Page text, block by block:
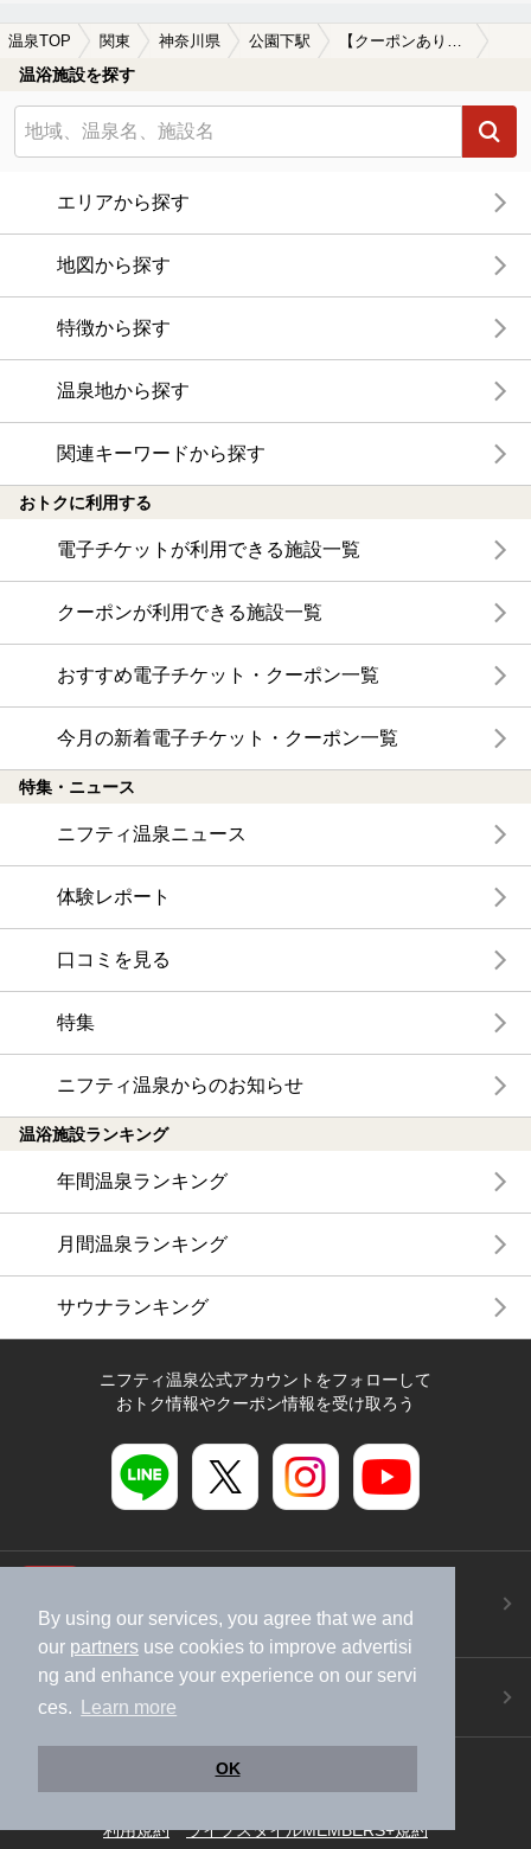
By using our services, you agree that we and
our partners use cookies to improve advertisi
ng and enhance your experience on our servi
ces.
Learn more
OK
温泉TOP 関東 神奈川県 公園下駅 【クーポンあり】硫酸塩泉が楽しめる公園下駅近くの温泉、日帰り温泉、スーパー銭湯おすすめ
温浴施設を探す
エリアから探す
地図から探す
特徴から探す
温泉地から探す
関連キーワードから探す
おトクに利用する
電子チケットが利用できる施設一覧
クーポンが利用できる施設一覧
おすすめ電子チケット・クーポン一覧
今月の新着電子チケット・クーポン一覧
特集・ニュース
ニフティ温泉ニュース
体験レポート
口コミを見る
特集
ニフティ温泉からのお知らせ
温浴施設ランキング
年間温泉ランキング
月間温泉ランキング
サウナランキング
ニフティ温泉公式アカウントをフォローして
おトク情報やクーポン情報を受け取ろう
今すぐダウンロード！
ご意見ご要望 ・お問い合わせ
施設データの新規追加や修正依頼もこちらから
スマートフォン
加盟店募集（資料請求）
広告出稿のご案内
利用規約
ライフスタイルMEMBERS+規約